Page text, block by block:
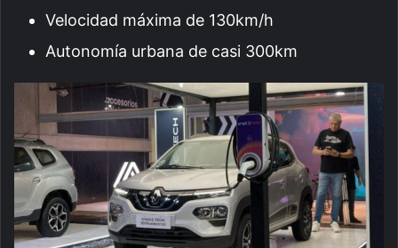
Velocidad máxima de 130km/h
Autonomía urbana de casi 300km